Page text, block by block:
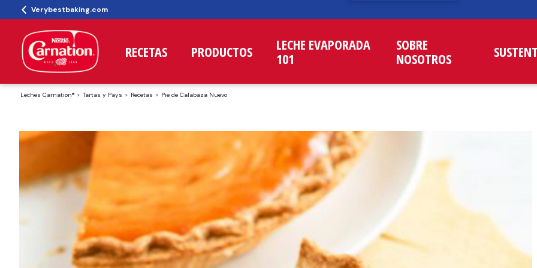
Verybestbaking.com
RECETAS PRODUCTOS
LECHE EVAPORADA
101
SOBRE
NOSOTROS
Leches Carnation® Tartas y Pays Recetas Pie de Calabaza Nuevo